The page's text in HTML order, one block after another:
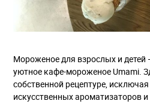
Мороженое для взрослых и детей
уютное кафе-мороженое Umami.
собственной рецептуре,
искусственных ароматизаторов и